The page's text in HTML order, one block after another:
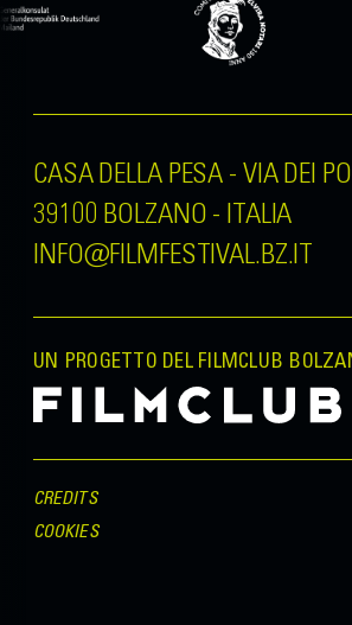
CASA DELLA PESA - VIA DEI
39100 BOLZANO - ITALIA
INFO@FILMFESTIVAL.BZ.IT
UN PROGETTO DEL FILMCLUB
CREDITS
COOKIES